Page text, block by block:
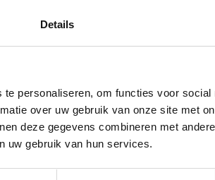
Details
personaliseren, om functies voor social
over uw gebruik van onze site met
deze gegevens combineren met
uw gebruik van hun services.